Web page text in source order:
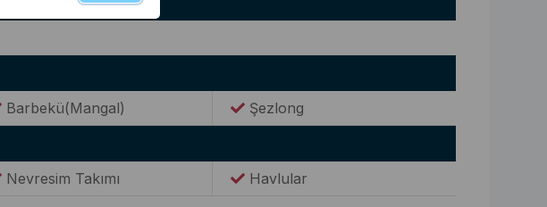
Barbekü(Mangal)
Şezlong
Nevresim Takımı
Havlular